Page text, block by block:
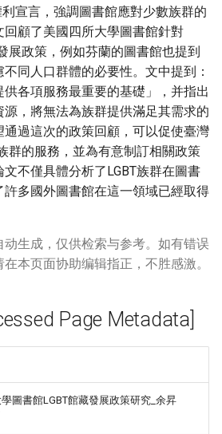
宣言，強調圖書館應對少數族群的
顧了美國四所大學圖書館針對
展政策，例如芬蘭的圖書館也提到
同人口群體的必要性。文中提到：
供各項服務最重要的基礎」，并指出
，將無法為族群提供滿足其需求的
過這次的政策回顧，可以促使臺灣
群的服務，並為有意制訂相關政策
不僅具體分析了LGBT族群在圖書
多國外圖書館在這一領域已經取得
生成，仅供检索与参考。如有错误
本页面协助编辑指正，不胜感激。
Page Metadata]
圖書館LGBT館藏發展政策研究_余昇